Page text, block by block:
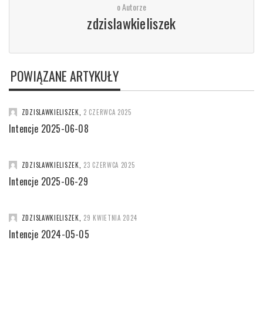
o Autorze
zdzislawkieliszek
POWIĄZANE ARTYKUŁY
ZDZISLAWKIELISZEK 2 CZERWCA 2025
Intencje 2025-06-08
ZDZISLAWKIELISZEK 23 CZERWCA 2025
Intencje 2025-06-29
ZDZISLAWKIELISZEK 29 KWIETNIA 2024
Intencje 2024-05-05